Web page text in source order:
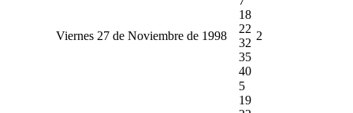
Viernes 27 de Noviembre de 1998
18
22
32
35
40
2
5
19